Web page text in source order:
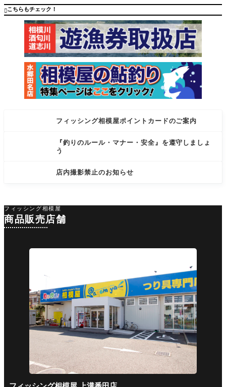
こちらもチェック！
フィッシング相模屋ポイントカードのご案内
『釣りのルール・マナー・安全』を遵守しましょ
う
店内撮影禁止のお知らせ
フィッシング相模屋
商品販売店舗